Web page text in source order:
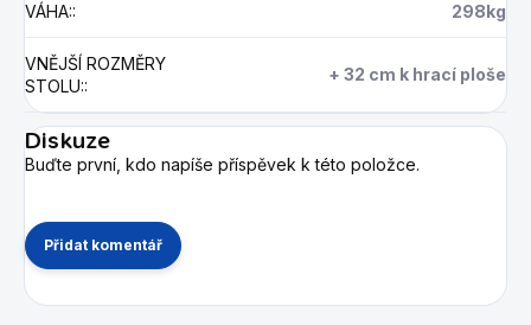
VÁHA:: 298kg
VNĚJŠÍ ROZMĚRY
STOLU::
+ 32 cm k hrací ploše
Diskuze
Buďte první, kdo napíše příspěvek k této položce.
Přidat komentář